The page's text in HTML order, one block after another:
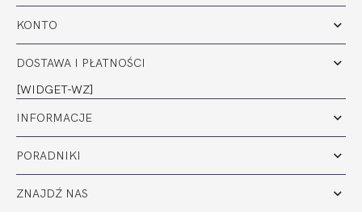
KONTO
DOSTAWA I PŁATNOŚCI
[WIDGET-WZ]
INFORMACJE
PORADNIKI
ZNAJDŹ NAS